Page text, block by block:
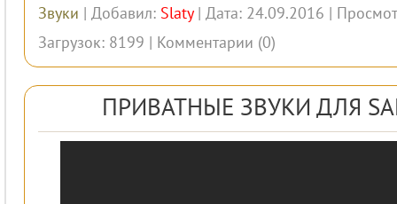
Звуки | Добавил: Slaty| Дата: 24.09.2016 |
Загрузок: 8199 | Комментарии (0)
ПРИВАТНЫЕ ЗВУКИ ДЛЯ